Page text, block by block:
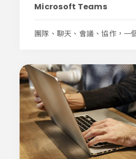
Microsoft Teams
團隊、聊天、會議、協作，一